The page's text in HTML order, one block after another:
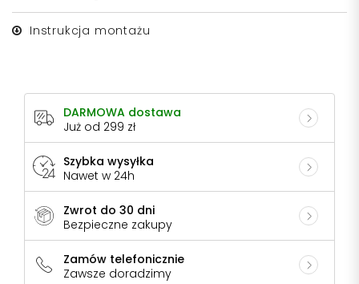
Instrukcja montażu
DARMOWA dostawa
Już od 299 zł
Szybka wysyłka
Nawet w 24h
Zwrot do 30 dni
Bezpieczne zakupy
Zamów telefonicznie
Zawsze doradzimy